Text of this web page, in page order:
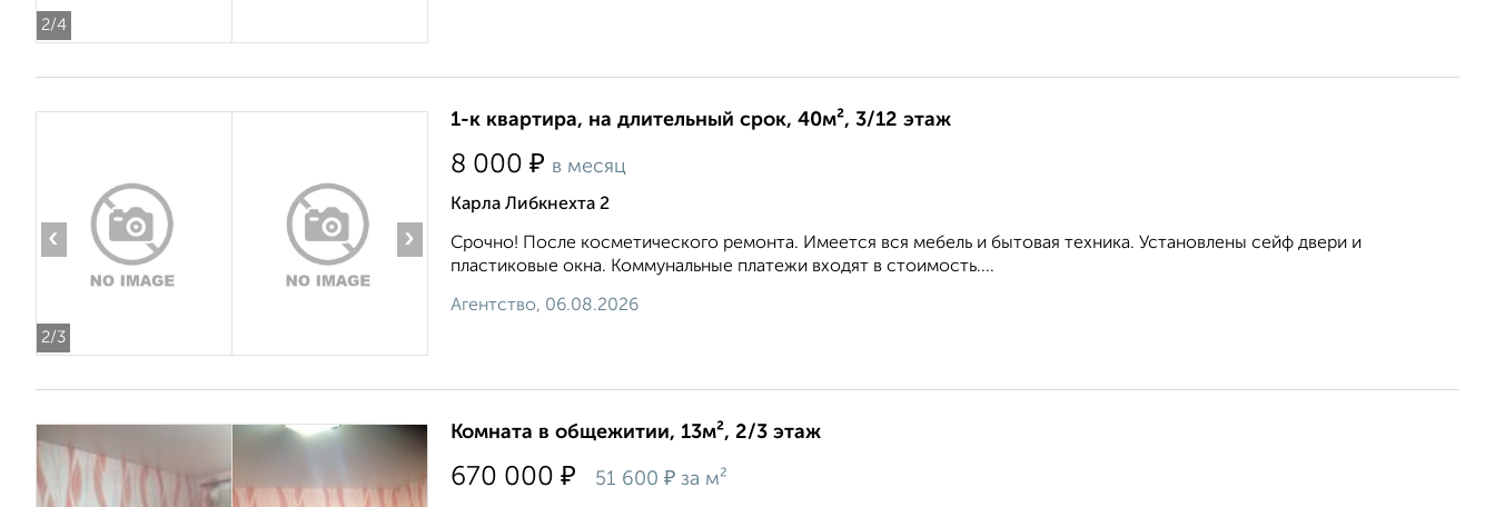
2/4
2/3
‹ ›
1-к квартира, на длительный срок, 40м², 3/12 этаж
8 000 ₽ в месяц
Карла Либкнехта 2
Срочно! После косметического ремонта. Имеется вся мебель и бытовая техника. Установлены сейф двери и
пластиковые окна. Коммунальные платежи входят в стоимость....
Агентство, 06.08.2026
Комната в общежитии, 13м², 2/3 этаж
670 000 ₽ 51 600 ₽ за м²